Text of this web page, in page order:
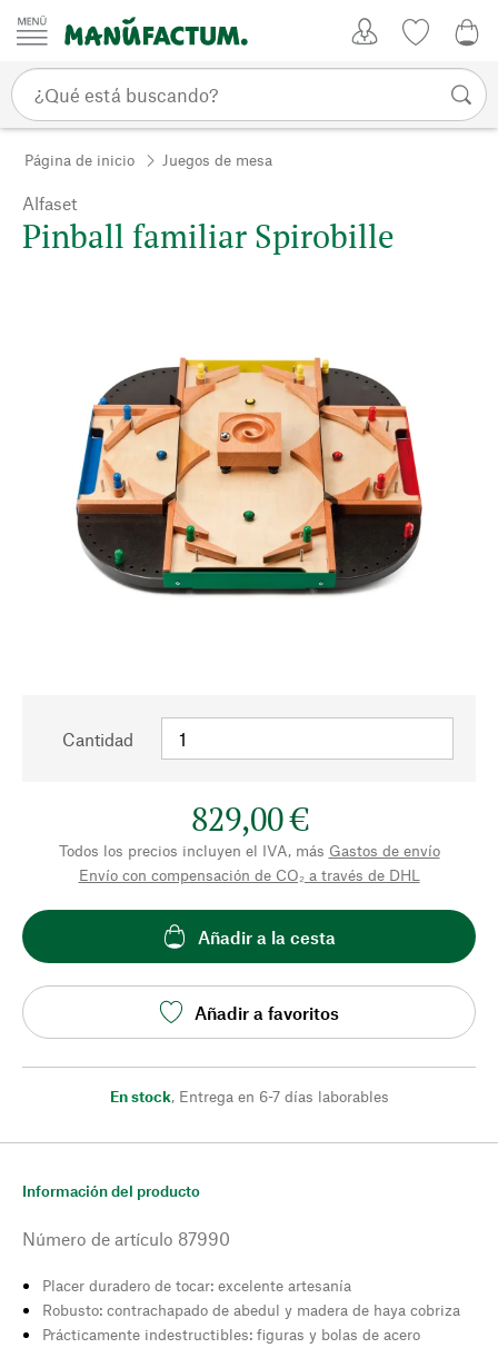
Ir al contenido
Página de inicio Juegos de mesa
Alfaset
Pinball familiar Spirobille
Cantidad
829,00 €
Todos los precios incluyen el IVA, más Gastos de envío
Envío con compensación de CO₂ a través de DHL
Añadir a la cesta
Añadir a favoritos
En stock, Entrega en 6-7 días laborables
Información del producto
Número de artículo 87990
Placer duradero de tocar: excelente artesanía
Robusto: contrachapado de abedul y madera de haya cobriza
Prácticamente indestructibles: figuras y bolas de acero